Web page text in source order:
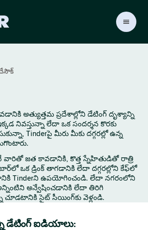
r
అత్యుత్తమ ప్రదేశాల్లోని డేటింగ్ దృశ్యాన్ని
నివస్తున్నా లేదా ఒక సందర్శన కొరకు
Tinderపై మీరు మీకు దగ్గరల్లో ఉన్న
వారితో జత కావడానికి, కొత్త స్నేహితుడితో రాత్రి
ఒక డ్రింక్ తాగడానికి లేదా దగ్గరల్లోని కేఫ్‌లో
Tinderని ఉపయోగించండి. లేదా నగరంలోని
అన్వేషించడానికి లేదా తిరిగి
సైట్ సీయింగ్‌కు వెళ్లండి.
డేటింగ్ ఐడియాలు: